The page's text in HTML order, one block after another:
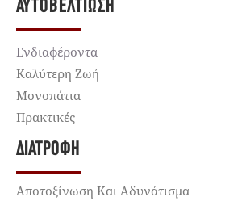
ΑΥΤΟΒΕΛΤΊΩΣΗ
Ενδιαφέροντα
Καλύτερη Ζωή
Μονοπάτια
Πρακτικές
ΔΙΑΤΡΟΦΉ
Αποτοξίνωση Και Αδυνάτισμα